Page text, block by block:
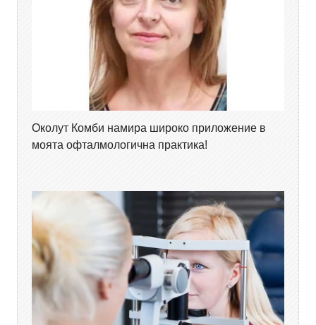
Околут Комби намира широко приложение в
моята офталмологична практика!